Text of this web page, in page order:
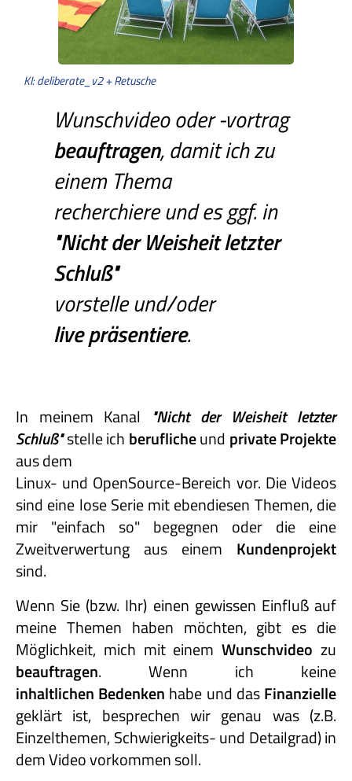
KI: deliberate_v2 + Retusche
Wunschvideo oder -vortrag
beauftragen, damit ich zu
einem Thema
recherchiere und es ggf. in
"Nichtder Weisheitletzter
Schluß"
vorstelle und/oder
live präsentiere.
In meinem Kanal "Nicht der Weisheit letzter
Schluß"stelle ich beruflicheund privateProjekte
aus dem
Linux- und OpenSource-Bereich vor. Die Videos
sind eine lose Serie mit ebendiesen Themen, die
mir "einfach so" begegnen oder die eine
Zweitverwertung aus einem Kundenprojekt
sind.
Wenn Sie (bzw. Ihr) einen gewissen Einfluß auf
meine Themen haben möchten, gibt es die
Möglichkeit, mich mit einemWunschvideo zu
beauftragen. Wenn ich keine
inhaltlichen Bedenken habe und dasFinanzielle
geklärt ist, besprechen wir genau was (z.B.
Einzelthemen, Schwierigkeits- und Detailgrad) in
dem Video vorkommen soll.